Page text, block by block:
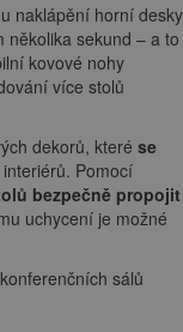
naklápění horní desky
několika sekund – a to
kovové nohy
více stolů
dekorů, které se
Pomocí
bezpečně propojit
uchycení je možné
sálů